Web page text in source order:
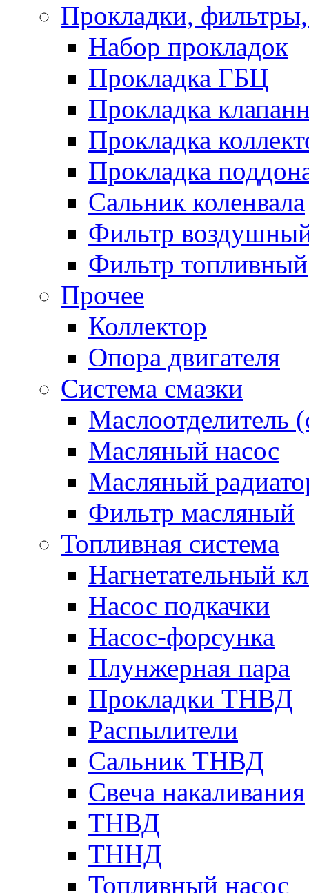
Прокладки,
Набор прокладок
Прокладка ГБЦ
Прокладка
Прокладка
Прокладка
Сальник коленвала
Фильтр
Фильтр топливный
Прочее
Коллектор
Опора двигателя
Система смазки
Маслоотделитель
Масляный насос
Масляный
Фильтр масляный
Топливная система
Нагнетательный
Насос подкачки
Насос-форсунка
Плунжерная пара
Прокладки ТНВД
Распылители
Сальник ТНВД
Свеча накаливания
ТНВД
ТННД
Топливный насос